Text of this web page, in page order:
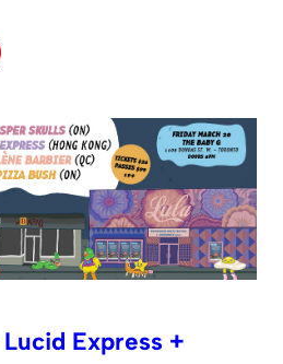
Express +